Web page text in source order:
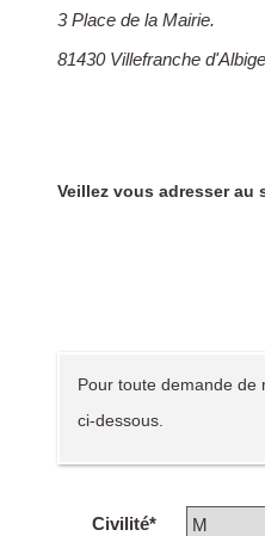
3 Place
81430
Veillez vous adresser au
Pour toute demande de
ci-dessous.
Civilité*